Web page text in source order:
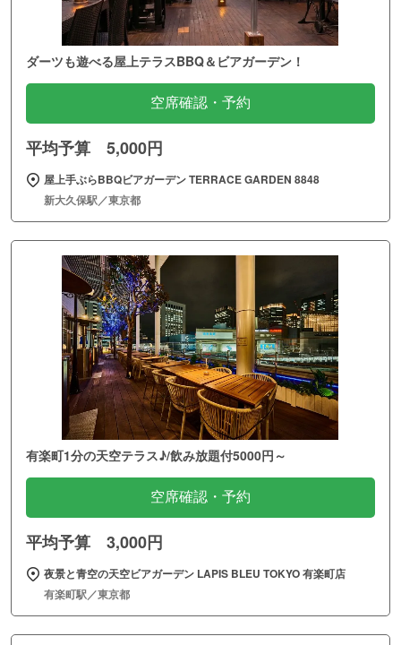
ダーツも遊べる屋上テラスBBQ＆ビアガーデン！
空席確認・予約
平均予算 5,000円
屋上手ぶらBBQビアガーデン TERRACE GARDEN 8848
新大久保駅／東京都
有楽町1分の天空テラス♪/飲み放題付5000円～
空席確認・予約
平均予算 3,000円
夜景と青空の天空ビアガーデン LAPIS BLEU TOKYO 有楽町店
有楽町駅／東京都